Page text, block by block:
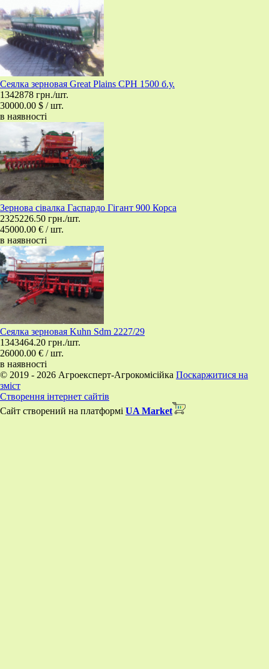
Сеялка зерновая Great Plains CPH 1500 б.у.
1342878 грн./шт.
30000.00 $ / шт.
в наявності
Зернова сівалка Гаспардо Гігант 900 Корса
2325226.50 грн./шт.
45000.00 € / шт.
в наявності
​Сеялка зерновая Kuhn Sdm 2227/29
1343464.20 грн./шт.
26000.00 € / шт.
в наявності
© 2019 - 2026 Агроексперт-Агрокомісійка Поскаржитися на
зміст
Створення інтернет сайтів
Сайт створений на платформі UA Market